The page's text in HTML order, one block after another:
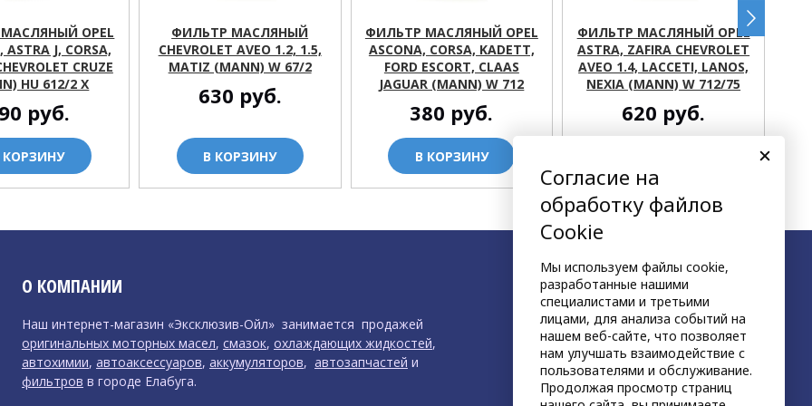
OPEL
ASTRA J, CORSA,
CRUZE
HU 612/2 X
руб.
КОРЗИНУ
ФИЛЬТР МАСЛЯНЫЙ
CHEVROLET AVEO 1.2, 1.5,
MATIZ (MANN) W 67/2
630 руб.
В КОРЗИНУ
ФИЛЬТР МАСЛЯНЫЙ OPEL
ASCONA, CORSA, KADETT,
FORD ESCORT, CLAAS
JAGUAR (MANN) W 712
380 руб.
В КОРЗИНУ
ФИЛЬТР МАСЛЯНЫЙ OPEL
ASTRA, ZAFIRA CHEVROLET
AVEO 1.4, LACCETI, LANOS,
NEXIA (MANN) W 712/75
620 руб.
О КОМПАНИИ
Наш интернет-магазин «Эксклюзив-Ойл» занимается продажей
оригинальных моторных масел, смазок, охлаждающих жидкостей,
автохимии, автоаксессуаров, аккумуляторов, автозапчастей и
фильтров в городе Елабуга.
Согласие на
обработку файлов
Cookie
Мы используем файлы cookie,
разработанные нашими
специалистами и третьими
лицами, для анализа событий на
нашем веб-сайте, что позволяет
нам улучшать взаимодействие с
пользователями и обслуживание.
Продолжая просмотр страниц